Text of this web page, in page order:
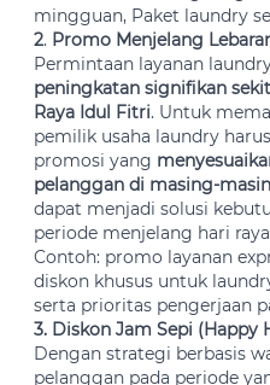
mingguan, Paket laundry
2. Promo Menjelang
Permintaan layanan
peningkatan signifikan
Raya Idul Fitri. Untuk
pemilik usaha laundry
promosi yang
pelanggan di masing-
dapat menjadi solusi
periode menjelang hari
Contoh: promo layanan
diskon khusus untuk
serta prioritas pengerjaan
3. Diskon Jam Sepi (Happy
Dengan strategi berbasis
pelanggan pada periode